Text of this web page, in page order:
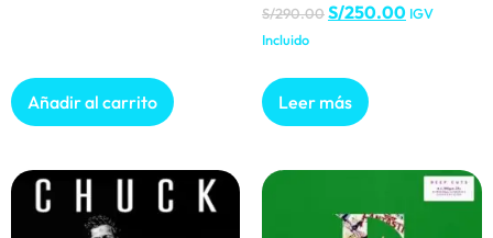
Añadir al carrito
S/290.00S/250.00 IGV
Incluido
Leer más